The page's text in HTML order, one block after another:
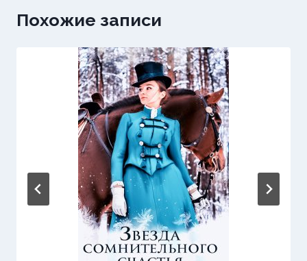
Похожие записи